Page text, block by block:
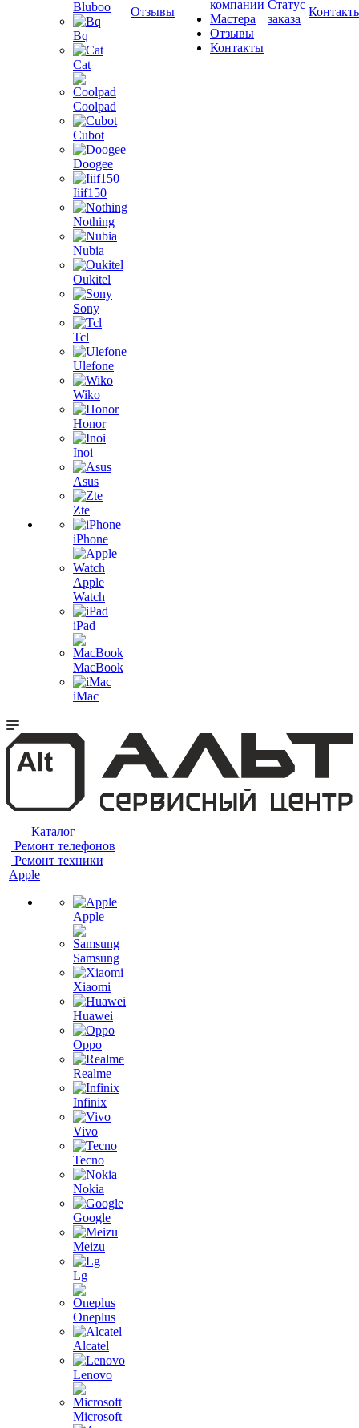
Bluboo
Bq
Cat
Coolpad
Cubot
Doogee
Iiif150
Nothing
Nubia
Oukitel
Sony
Tcl
Ulefone
Wiko
Honor
Inoi
Asus
Zte
iPhone
Apple
Watch
iPad
MacBook
iMac
Отзывы
компании
Мастера
Отзывы
Контакты
Статус
заказа
Каталог
Ремонт телефонов
Ремонт техники
Apple
Apple
Samsung
Xiaomi
Huawei
Oppo
Realme
Infinix
Vivo
Tecno
Nokia
Google
Meizu
Lg
Oneplus
Alcatel
Lenovo
Microsoft